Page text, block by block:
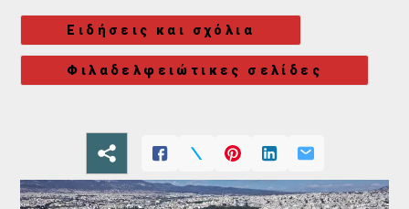
Ειδήσεις και σχόλια
Φιλαδελφειώτικες σελίδες